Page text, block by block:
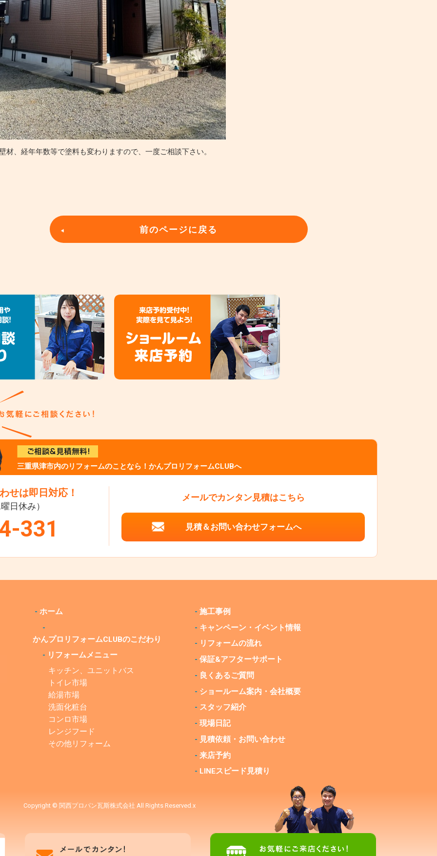
材、経年年数等で塗料も変わりますので、一度ご相談下さい。
前のページに戻る
三重県津市内のリフォームのことなら！かんプロリフォームCLUBへ
せは即日対応！
日休み）
331
メールでカンタン見積はこちら
見積＆お問い合わせフォームへ
- ホーム
-
かんプロリフォームCLUBのこだわり
- リフォームメニュー
キッチン、ユニットバス
トイレ市場
給湯市場
洗面化粧台
コンロ市場
レンジフード
その他リフォーム
- 施工事例
- キャンペーン・ イベント情報
- リフォームの流れ
- 保証&アフターサポート
- 良くあるご質問
- ショールーム案内・ 会社概要
- スタッフ紹介
- 現場日記
- 見積依頼・お問い合わせ
- 来店予約
- LINEスピード見積り
Copyright © 関西プロパン瓦斯株式会社 All Rights Reserved.x